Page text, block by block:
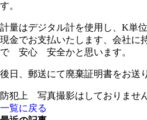
す。
計量はデジタル計を使用し、K単
現金でお支払いたします、会社に
で 安心 安全かと思います。
後日、郵送にて廃棄証明書をお送
防犯上 写真撮影はしておりません
一覧に戻る